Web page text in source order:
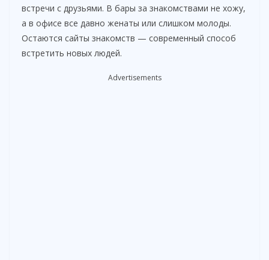
встречи с друзьями. В бары за знакомствами не хожу,
а в офисе все давно женаты или слишком молоды.
Остаются сайты знакомств — современный способ
встретить новых людей.
Advertisements